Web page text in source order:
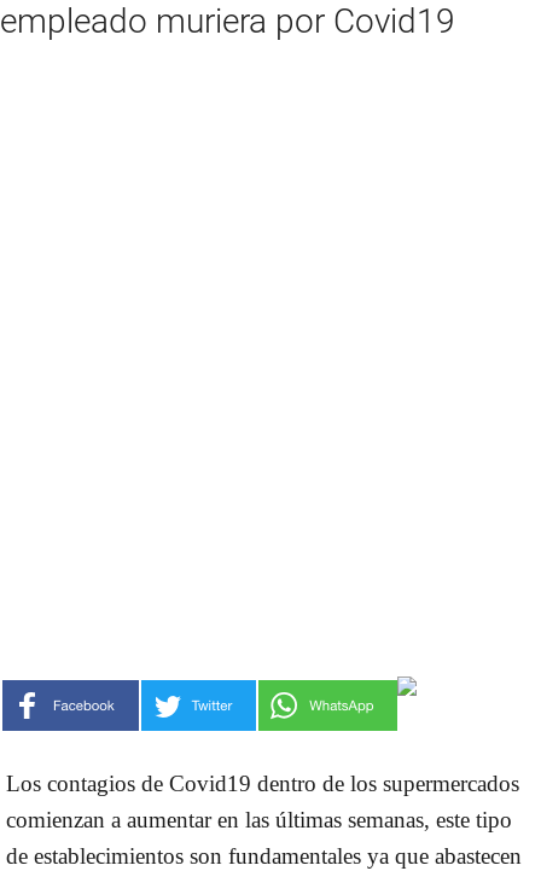
empleado muriera por Covid19
Los contagios de Covid19 dentro de los supermercados
comienzan a aumentar en las últimas semanas, este tipo
de establecimientos son fundamentales ya que abastecen